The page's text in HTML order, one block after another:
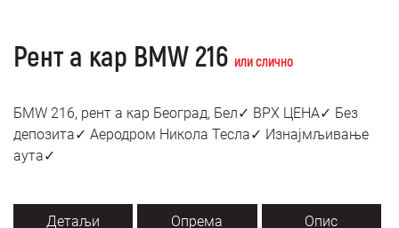
О нама
Најчешћа питања
Блог
Рент а кар BMW 216 или слично
БМW 216, рент а кар Београд, Бел✓ ВРХ ЦЕНА✓ Без
депозита✓ Аеродром Никола Тесла✓ Изнајмљивање
аута✓
Детаљи Опрема Опис